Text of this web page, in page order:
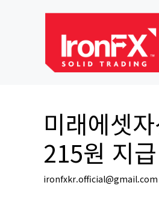
미래에셋
215원 지급
ironfxkr.official@gmail.com